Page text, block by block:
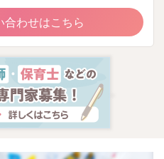
合わせはこちら